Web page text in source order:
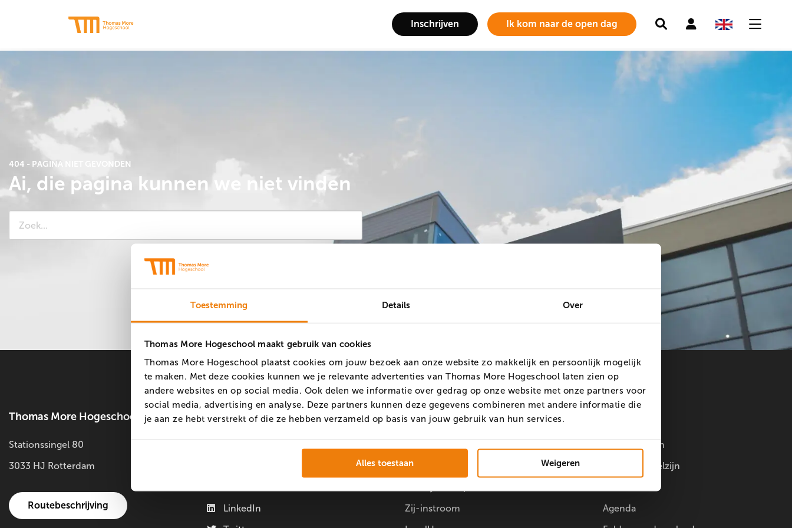
Toestemming Details Over
Thomas More Hogeschool maakt gebruik van cookies
Thomas More Hogeschool plaatst cookies om jouw bezoek aan onze website zo makkelijk en persoonlijk mogelijk
te maken. Met deze cookies kunnen we je relevante advertenties van Thomas More Hogeschool laten zien op
andere websites en op social media. Ook delen we informatie over gedrag op onze website met onze partners voor
social media, advertising en analyse. Deze partners kunnen deze gegevens combineren met andere informatie die
je aan ze hebt verstrekt of die ze hebben verzameld op basis van jouw gebruik van hun services.
Weigeren
Alles toestaan
Inschrijven Ik kom naar de open dag ZoekenMijn
404 - PAGINA NIET GEVONDEN
Ai, die pagina kunnen we niet vinden
naar:
Thomas More Hogeschool
Stationssingel 80
3033 HJ Rotterdam
Routebeschrijving
Social media
LinkedIn
Opleidingen
Deeltijd pabo
Zij-instroom
Doorstuderen
Studentenwelzijn
Agenda